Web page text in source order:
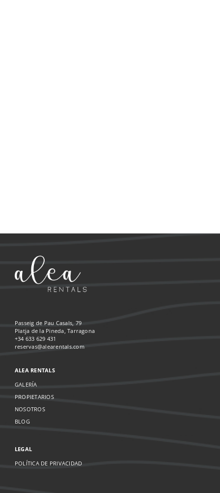
Passeig de Pau Casals, 79
Platja de la Pineda, Tarragona
+34 633 629 431
reservas@alearentals.com
ALEA RENTALS
GALERÍA
PROPIETARIOS
NOSOTROS
BLOG
LEGAL
POLÍTICA DE PRIVACIDAD